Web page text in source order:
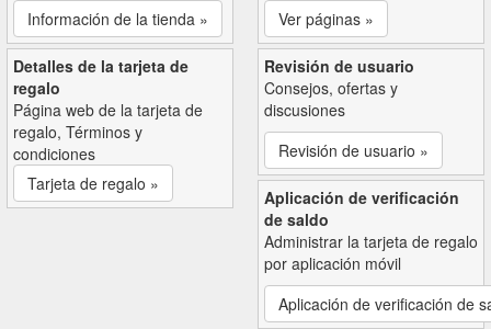
Información de la tienda »
Ver páginas »
Detalles de la tarjeta de
regalo
Página web de la tarjeta de
regalo, Términos y
condiciones
Tarjeta de regalo »
Revisión de usuario
Consejos, ofertas y
discusiones
Revisión de usuario »
Aplicación de verificación
de saldo
Administrar la tarjeta de regalo
por aplicación móvil
Aplicación de verificación de